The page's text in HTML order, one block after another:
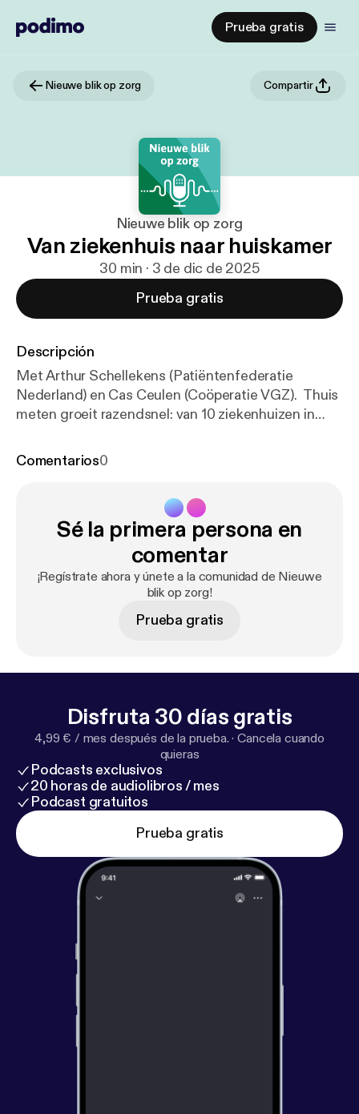
Prueba gratis
Nieuwe blik op zorg Compartir
Nieuwe blik op zorg
Van ziekenhuis naar huiskamer
30 min · 3 de dic de 2025
Prueba gratis
Descripción
Met Arthur Schellekens (Patiëntenfederatie
Nederland) en Cas Ceulen (Coöperatie VGZ). Thuis
meten groeit razendsnel: van 10 ziekenhuizen in
Wat betekent dat voor patiënten en zorgverleners?
ligdagen en meer regie voor de patiënt. Reacties
zijn van harte welkom via denkmeemet@vgz.nl
[denkmeemet@vgz.nl].
Comentarios0
Sé la primera persona en
comentar
¡Regístrate ahora y únete a la comunidad de Nieuwe
blik op zorg!
Prueba gratis
Disfruta 30 días gratis
4,99 € / mes después de la prueba. ·Cancela cuando
quieras
Podcasts exclusivos
20 horas de audiolibros / mes
Podcast gratuitos
Prueba gratis